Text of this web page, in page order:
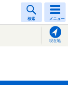
検索 メニュー
現在地